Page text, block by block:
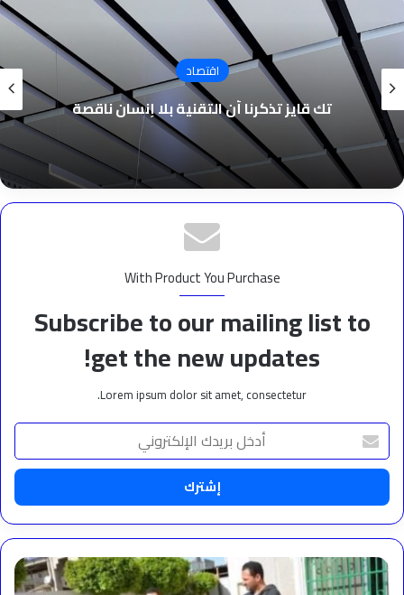
اقتصاد
تك قايز تذكرنا أن التقنية بلا إنسان ناقصة
With Product You Purchase
Subscribe to our mailing list to
get the new updates!
Lorem ipsum dolor sit amet, consectetur.
أدخل
بريدك
الإلكتروني
من
منطلق